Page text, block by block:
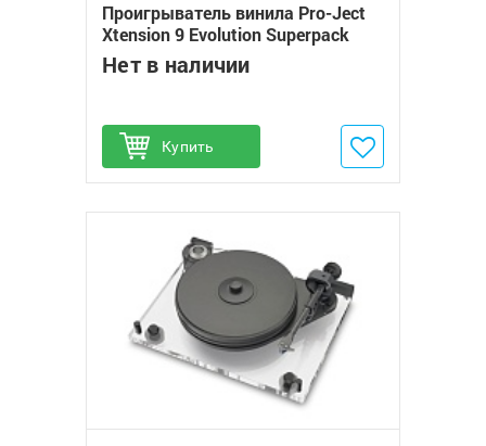
Проигрыватель винила Pro-Ject
Xtension 9 Evolution Superpack
(Quintet Blue)
Нет в наличии
Купить
Добавить в избранное